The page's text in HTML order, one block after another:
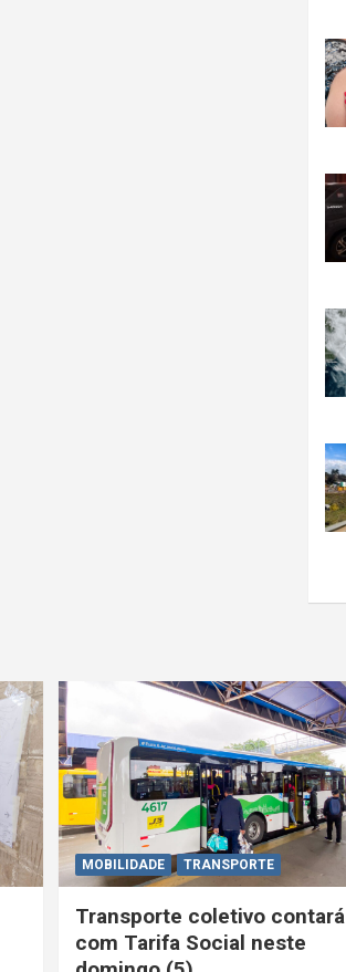
MOBILIDADE TRANSPORTE
Transporte coletivo contará
com Tarifa Social neste